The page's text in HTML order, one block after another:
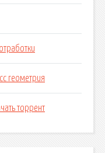
геометрия
торрент